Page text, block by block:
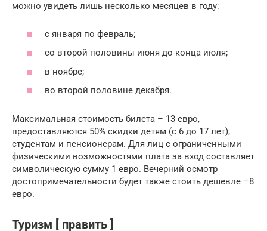
можно увидеть лишь несколько месяцев в году:
с января по февраль;
со второй половины июня до конца июля;
в ноябре;
во второй половине декабря.
Максимальная стоимость билета – 13 евро,
предоставляются 50% скидки детям (с 6 до 17 лет),
студентам и пенсионерам. Для лиц с ограниченными
физическими возможностями плата за вход составляет
символическую сумму 1 евро. Вечерний осмотр
достопримечательности будет также стоить дешевле –8
евро.
Туризм [ править ]